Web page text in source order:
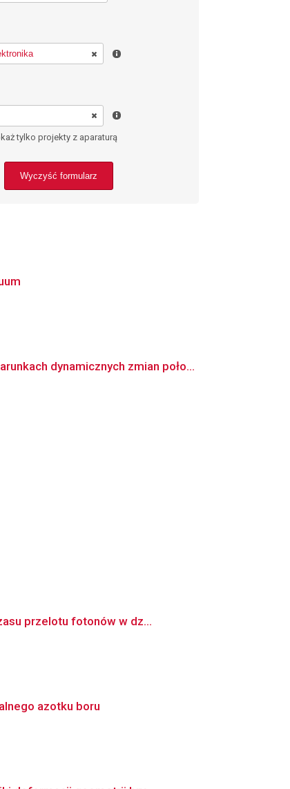
tylko projekty z aparaturą
Wyczyść formularz
dynamicznych zmian poło...
przelotu fotonów w dz...
azotku boru